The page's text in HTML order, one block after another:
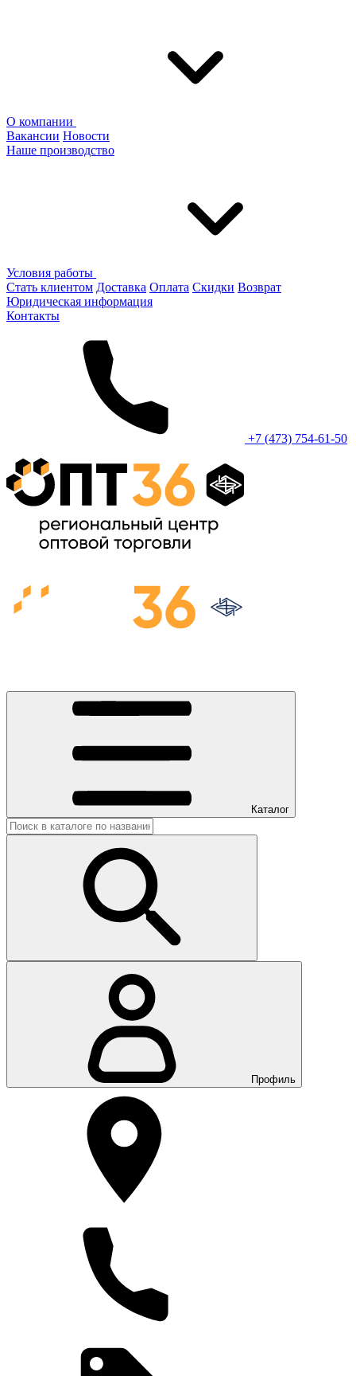
О компании
Вакансии Новости
Наше производство
Условия работы
Стать клиентом Доставка Оплата Скидки Возврат
Юридическая информация
Контакты
+7 (473) 754-61-50
Каталог
Профиль